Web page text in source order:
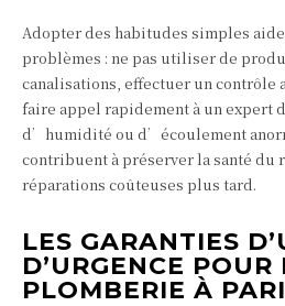
Adopter des habitudes simples
problèmes : ne pas utiliser de
canalisations, effectuer un contrôle
faire appel rapidement à un expert
d’humidité ou d’écoulement
contribuent à préserver la santé du
réparations coûteuses plus tard.
LES GARANTIES
D’URGENCE POUR
PLOMBERIE À